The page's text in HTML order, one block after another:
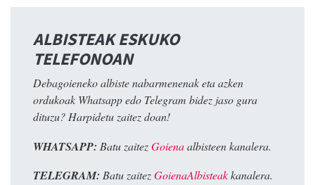
ALBISTEAK ESKUKO
TELEFONOAN
Debagoieneko albiste nabarmenenak eta azken
ordukoak Whatsapp edo Telegram bidez jaso gura
dituzu? Harpidetu zaitez doan!
WHATSAPP: Batu zaitezGoienaalbisteen kanalera.
TELEGRAM: Batu zaitezGoienaAlbisteakkanalera.